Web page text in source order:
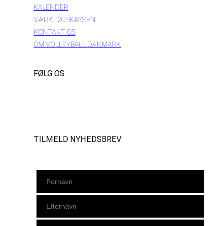
KALENDER
VÆRKTØJSKASSEN
KONTAKT OS
OM VOLLEYBALL DANMARK
FØLG OS
TILMELD NYHEDSBREV